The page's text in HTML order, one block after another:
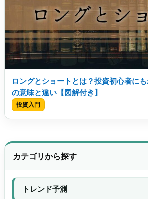
ロングとショートとは？投資初心者に
の意味と違い【図解付き】
投資入門
カテゴリから探す
トレンド予測